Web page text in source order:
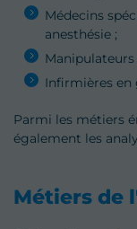
Médecins
anesthésie ;
Manipulateurs
Infirmières en
Parmi les métiers
également les
Métiers de